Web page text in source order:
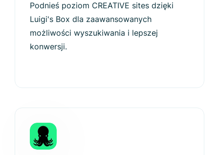
Podnieś poziom CREATIVE sites dzięki
Luigi's Box dla zaawansowanych
możliwości wyszukiwania i lepszej
konwersji.